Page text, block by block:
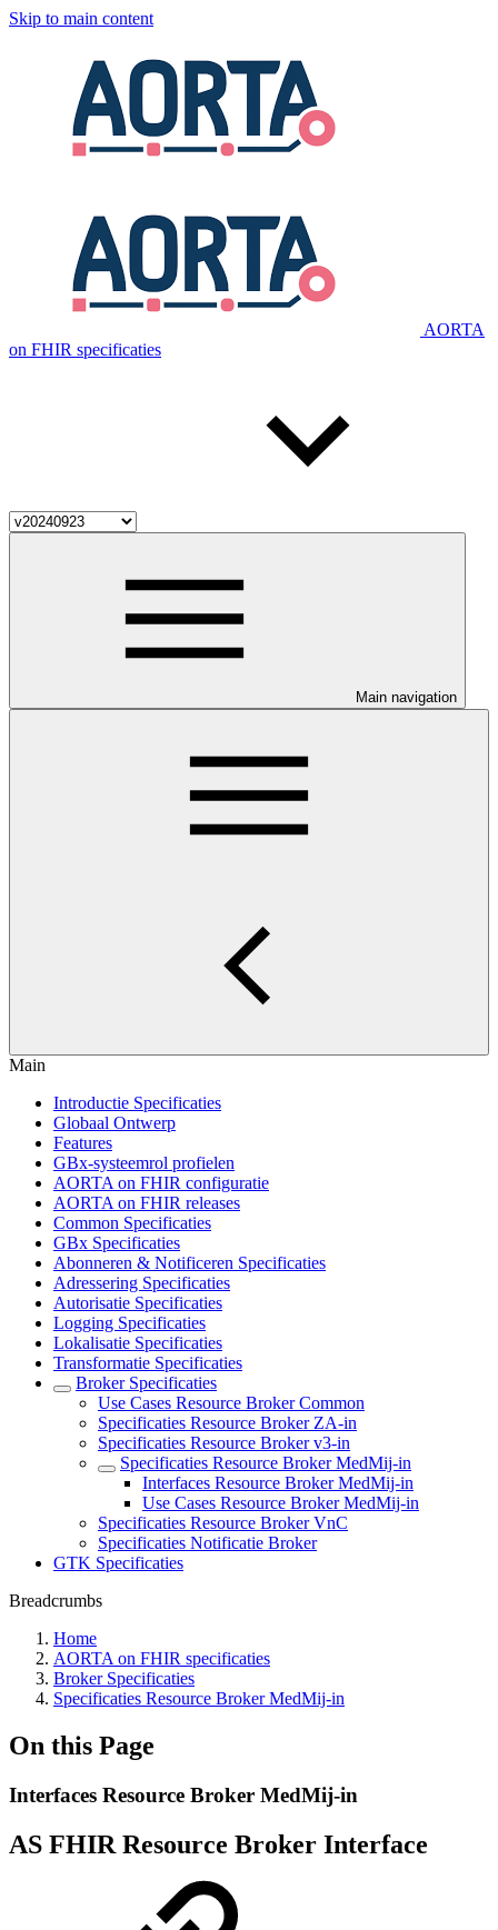
Skip to main content
AORTA
on FHIR specificaties
Main navigation
Main
Introductie Specificaties
Globaal Ontwerp
Features
GBx-systeemrol profielen
AORTA on FHIR configuratie
AORTA on FHIR releases
Common Specificaties
GBx Specificaties
Abonneren & Notificeren Specificaties
Adressering Specificaties
Autorisatie Specificaties
Logging Specificaties
Lokalisatie Specificaties
Transformatie Specificaties
Broker Specificaties
Use Cases Resource Broker Common
Specificaties Resource Broker ZA-in
Specificaties Resource Broker v3-in
Specificaties Resource Broker MedMij-in
Interfaces Resource Broker MedMij-in
Use Cases Resource Broker MedMij-in
Specificaties Resource Broker VnC
Specificaties Notificatie Broker
GTK Specificaties
Breadcrumbs
Home
AORTA on FHIR specificaties
Broker Specificaties
Specificaties Resource Broker MedMij-in
On this Page
Interfaces Resource Broker MedMij-in
AS FHIR Resource Broker Interface